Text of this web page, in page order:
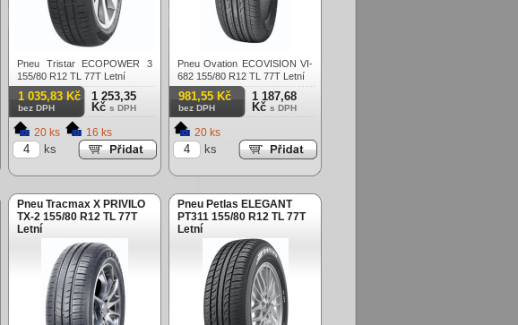
Pneu Tristar ECOPOWER 3
155/80 R12 TL 77T Letní
1 035,83 Kč
bez DPH
1 253,35
Kč s DPH
20 ks 16 ks
ks
Pneu Ovation ECOVISION VI-
682 155/80 R12 TL 77T Letní
981,55 Kč
bez DPH
1 187,68
Kč s DPH
20 ks
ks
Pneu Tracmax X PRIVILO
TX-2 155/80 R12 TL 77T
Letní
Pneu Petlas ELEGANT
PT311 155/80 R12 TL 77T
Letní